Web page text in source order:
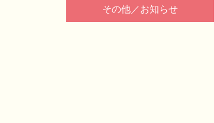
その他／お知らせ